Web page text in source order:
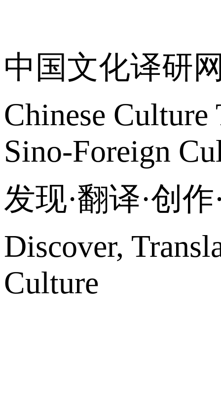
中国文化译研
Chinese
Sino-Foreign
发现·翻译·创
Discover,
Culture